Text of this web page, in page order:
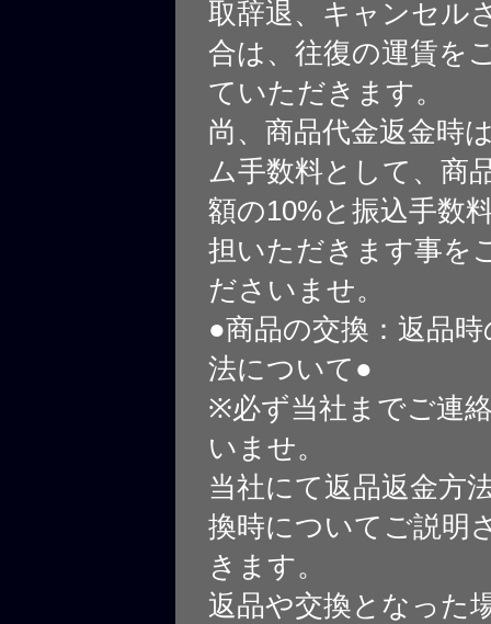
取辞退、キャンセル
合は、往復の運賃を
ていただきます。
尚、商品代金返金時
ム手数料として、商
額の10%と振込手数
担いただきます事を
ださいませ。
●商品の交換：返品
法について●
※必ず当社までご連
いませ。
当社にて返品返金方
換時についてご説明
きます。
返品や交換となった